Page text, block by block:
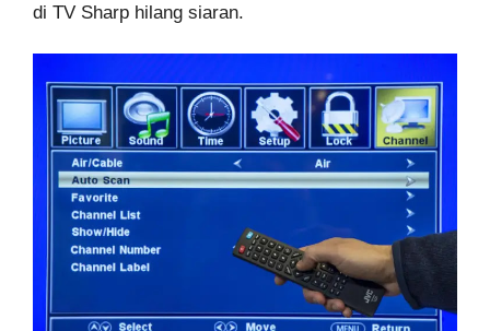
di TV Sharp hilang siaran.